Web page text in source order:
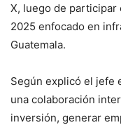
X, luego de participar
2025 enfocado en
Guatemala.
Según explicó el jefe
una colaboración
inversión, generar